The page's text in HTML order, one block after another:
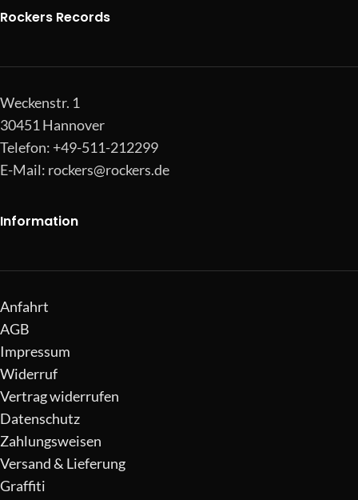
Rockers Records
Weckenstr. 1
30451 Hannover
Telefon: +49-511-212299
E-Mail: rockers@rockers.de
Information
Anfahrt
AGB
Impressum
Widerruf
Vertrag widerrufen
Datenschutz
Zahlungsweisen
Versand & Lieferung
Graffiti